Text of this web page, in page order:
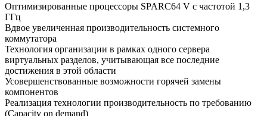
Оптимизированные процессоры SPARC64 V с частотой 1,3
ГГц
Вдвое увеличенная производительность системного
коммутатора
Технология организации в рамках одного сервера
виртуальных разделов, учитывающая все последние
достижения в этой области
Усовершенствованные возможности горячей замены
компонентов
Реализация технологии производительность по требованию
(Capacity on demand)